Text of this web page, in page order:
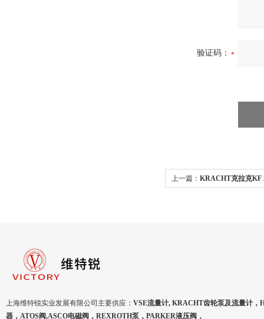
验证码：
上一篇： KRACHT克拉克KF
上海维特锐实业发展有限公司主要供应： VSE流量计, KRACHT齿轮泵及流量计，
器，ATOS阀,ASCO电磁阀，REXROTH泵，PARKER液压阀，